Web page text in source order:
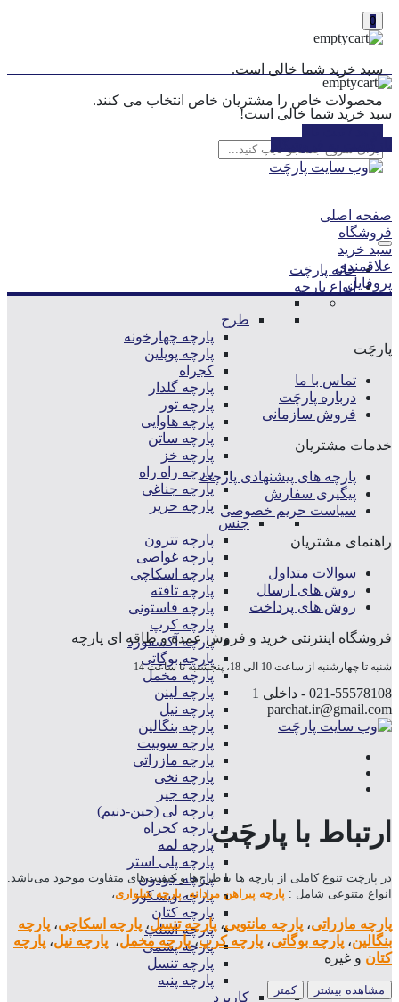
0
سبد خرید شما خالی است.
محصولات خاص را مشتریان خاص انتخاب می کنند.
خانه پارچَت
انواع پارچه
طرح
پارچه چهارخونه
پارچه پوپلین
کجراه
پارچه گلدار
پارچه تور
پارچه هاوایی
پارچه ساتن
پارچه خز
پارچه راه راه
پارچه جناغی
پارچه حریر
جنس
پارچه تترون
پارچه غواصی
پارچه اسکاچی
پارچه تافته
پارچه فاستونی
پارچه کرپ
پارچه آکسفورد
پارچه بوگاتی
پارچه مخمل
پارچه لینن
پارچه نیل
پارچه بنگالین
پارچه سوییت
پارچه مازراتی
پارچه نخی
پارچه جیر
پارچه لی (جین-دنیم)
پارچه کجراه
پارچه لمه
پارچه پلی استر
پارچه جودون
پارچه ویسکوز
پارچه کتان
پارچه اسلپ
پارچه پشمی
پارچه تنسل
پارچه پنبه
کاربرد
سبد خرید شما خالی است!
صفحه اصلی
فروشگاه
سبد خرید
علاقمندی
پروفایل
پارچَت
تماس با ما
درباره پارچَت
فروش سازمانی
خدمات مشتریان
پارچه های پیشنهادی پارچت
پیگیری سفارش
سیاست حریم خصوصی
راهنمای مشتریان
سوالات متداول
روش های ارسال
روش های پرداخت
فروشگاه اینترنتی خرید و فروش عمده و طاقه ای پارچه
شنبه تا چهارشنبه از ساعت 10 الی 18، پنجشنبه تا ساعت 14
021-55578108 - داخلی 1
parchat.ir@gmail.com
ارتباط با پارچَت
در پارچَت تنوع کاملی از پارچه ها با طرح‌ها و کیفیت‌های متفاوت موجود می‌باشد.
انواع متنوعی شامل : پارچه پیراهن مردانه، پارچه شلواری،
پارچه مازراتی، پارچه مانتویی، پارچه تنسل، پارچه اسکاچی، پارچه
بنگالین، پارچه بوگاتی، پارچه کرپ،پارچه مخمل، پارچه نیل، پارچه
کتان و غیره
مشاهده بیشتر کمتر